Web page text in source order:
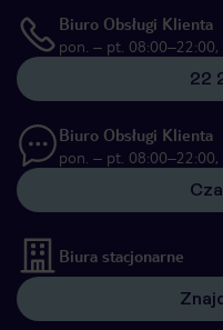
Biuro Obsługi Klienta
pon. – pt.
22
Biuro Obsługi Klienta
pon. – pt.
Biura stacjonarne